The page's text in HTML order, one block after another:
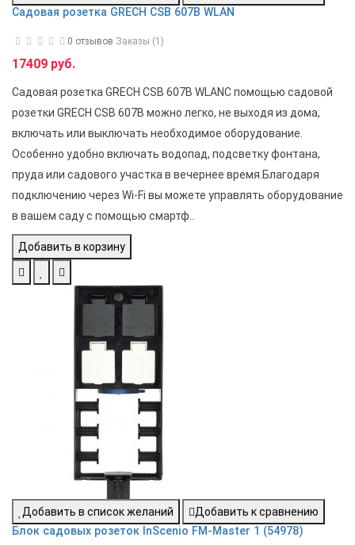
Садовая розетка GRECH CSB 607B WLAN
0 отзывов Заказы (1)
17409 руб.
Садовая розетка GRECH CSB 607B WLANС помощью садовой
розетки GRECH CSB 607B можно легко, не выходя из дома,
включать или выключать необходимое оборудование.
Особенно удобно включать водопад, подсветку фонтана,
пруда или садового участка в вечернее время.Благодаря
подключению через Wi-Fi вы можете управлять оборудование
в вашем саду с помощью смартф..
Добавить в корзину
Добавить в список желаний
Добавить к сравнению
Блок садовых розеток InScenio FM-Master 1 (54978)